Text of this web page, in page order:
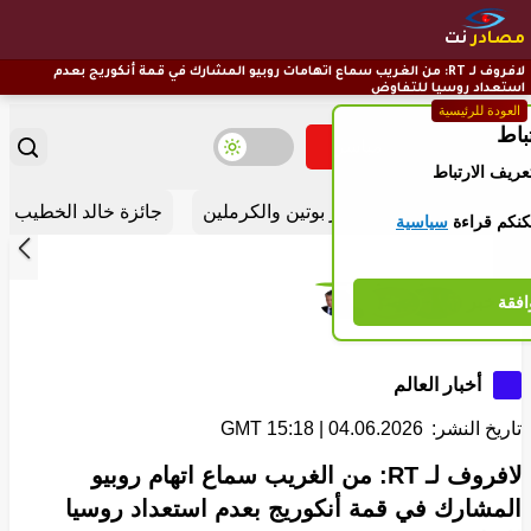
مصادرنت
العودة للرئيسية
لافروف لـ RT: من الغريب سماع اتهامات روبيو المشارك في قمة أنكوريج بعدم
استعداد روسيا للتفاوض